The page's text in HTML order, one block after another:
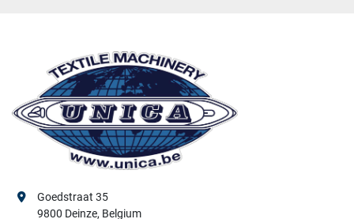
Goedstraat 35
9800 Deinze, Belgium